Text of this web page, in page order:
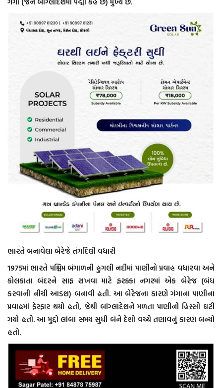
ભારતે બનાવેલા બેરેજે તંગદિલી વધારી
1975માં ભારતે પશ્ચિમ બંગાળની હુગલી નદીમાં પાણીનો પ્રવાહ વધારવા અને
કોલકાતા બંદરને સાફ રાખવા માટે ફરક્કા નગરમાં એક બેરેજ (બંધ
કરવાની નીચી આડશ) બનાવી હતી. આ બેરેજના કારણે ગંગાના પાણીના
પ્રવાહમાં ફેરફાર થયો હતો, જેથી બાંગ્લાદેશને મળતા પાણીનો હિસ્સો ઘટી
ગયો હતો. આ મુદ્દો લાંબા સમય સુધી બંને દેશો વચ્ચે તણાવનું કારણ બન્યો
હતો.